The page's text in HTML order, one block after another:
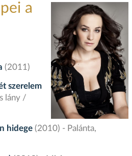
a
(2011)
szerelem
lány /
hidege(2010) - Palánta,